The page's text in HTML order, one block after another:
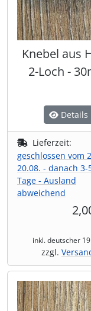
Knebel aus
2-Loch -
Details
Lieferzeit:
geschlossen vom
20.08. - danach 3-
Tage - Ausland
abweichend
inkl. deutscher
zzgl.
Spardosen &
Statuen (401)
Wikinger &
Tassen & Co. (53)
Themen
Wandbilder &
Weihnachten &
Weisheiten in
Umhängetaschen
Wämse & Jacken
Zubehör &
Kerzenständer
Leuchtartikel/
Maritimes &
Messer,
Nähzubehör (4)
Props - Ohren,
Schreibzeug,
Shisha &
Tiaras & Diademe
Uhren &
Jahreskreis (4)
Männer-
Naturspiritualität
Räuchern,
Runen & Ogham
Tarot &
Ritualkleidung &
Sanduhren & Co
Statuen (401)
Wikinger &
Trommeln,
Wandbilder &
Wellness &
Zauberstäbe &